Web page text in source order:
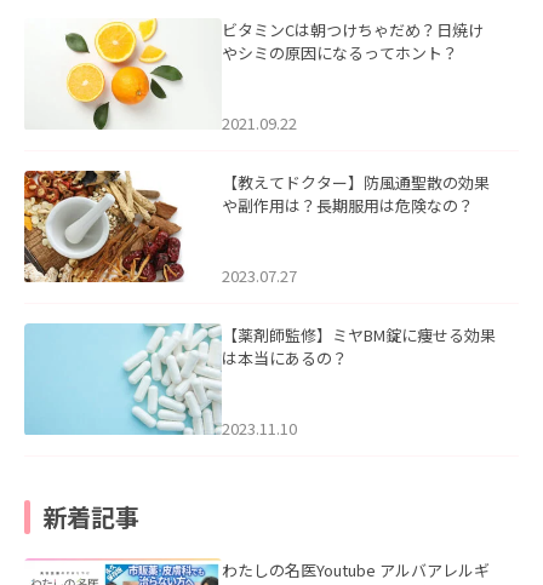
ビタミンCは朝つけちゃだめ？日焼け
やシミの原因になるってホント？
2021.09.22
【教えてドクター】防風通聖散の効果
や副作用は？長期服用は危険なの？
2023.07.27
【薬剤師監修】ミヤBM錠に痩せる効果
は本当にあるの？
2023.11.10
新着記事
わたしの名医Youtube アルバアレルギ